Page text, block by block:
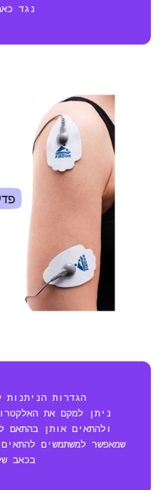
נגד
הגדרות הניתנות
ניתן למקם את
ולהתאים אותן בהתאם
שמאפשר למשתמשים
בכאב